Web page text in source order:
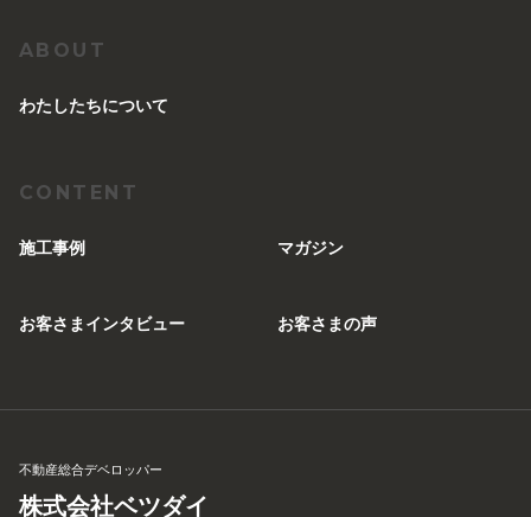
ABOUT
︎わたしたちについて
CONTENT
施工事例 マガジン
お客さまインタビュー お客さまの声
不動産総合デベロッパー
株式会社ベツダイ